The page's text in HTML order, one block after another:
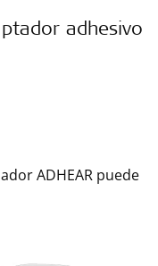
adhesivo
ADHEAR puede